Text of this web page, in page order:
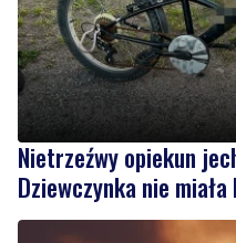
Nietrzeźwy opiekun
Dziewczynka nie miała